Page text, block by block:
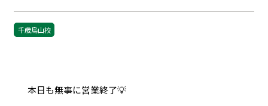
千歳烏山校
本日も無事に営業終了💡